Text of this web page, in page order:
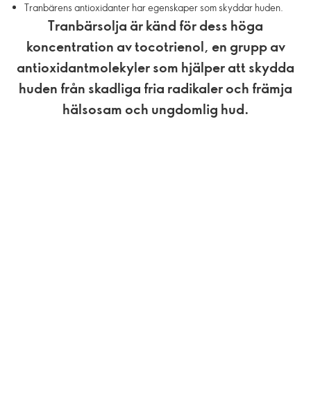
Tranbärens antioxidanter har egenskaper som skyddar huden.
Tranbärsolja är känd för dess höga
koncentration av tocotrienol, en grupp av
antioxidantmolekyler som hjälper att skydda
huden från skadliga fria radikaler och främja
hälsosam och ungdomlig hud.